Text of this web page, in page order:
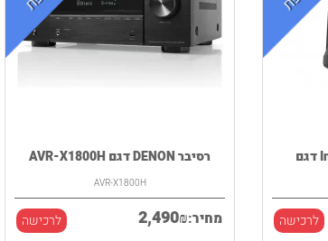
רסיבר DENON דגם AVR-X1800H
AVR-X1800H
מחיר: 2,490₪ לרכישה
טוחן אשפה InSinkErator דגם
לרכישה